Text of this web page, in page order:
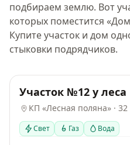
подбираем землю. Вот
которых поместится «
Купите участок и дом
стыковки подрядчиков.
10 соток ИЖС Хит Газ
Участок №12 у леса
КП «Лесная поляна» ·
Свет Газ Вода